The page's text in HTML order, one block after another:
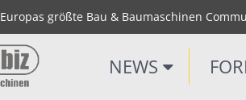
Europas größte Bau & Baumaschinen
NEWS